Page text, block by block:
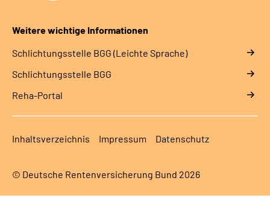
Weitere wichtige Informationen
Schlich­tungs­stel­le BGG (Leichte Sprache)
Schlich­tungs­stel­le BGG
Reha-Portal
Inhaltsverzeichnis Impressum Datenschutz
© Deutsche Rentenversicherung Bund 2026